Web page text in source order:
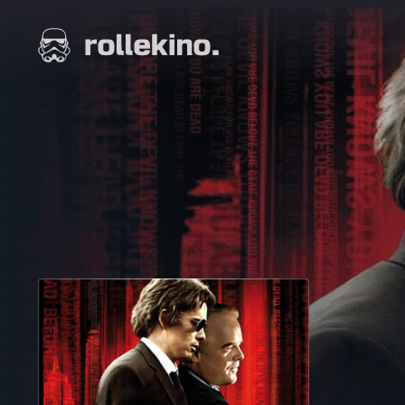
suoraan
sisältöön
Elokuvat ja elokuva-arviot | Rollekino.fi
lopputekstien